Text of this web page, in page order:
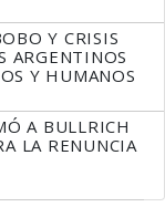
Y CRISIS
ARGENTINOS
Y HUMANOS
A BULLRICH
LA RENUNCIA